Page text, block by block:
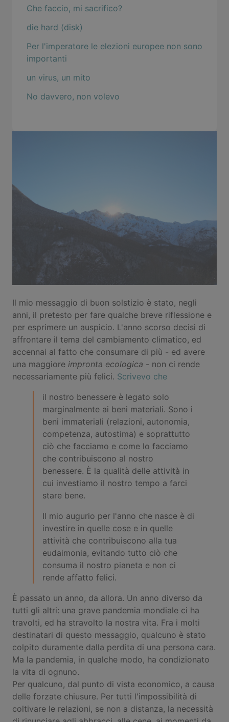
Che faccio, mi sacrifico?
die hard (disk)
Per l'imperatore le elezioni europee non sono
importanti
un virus, un mito
No davvero, non volevo
Il mio messaggio di buon solstizio è stato, negli
anni, il pretesto per fare qualche breve riflessione e
per esprimere un auspicio. L'anno scorso decisi di
affrontare il tema del cambiamento climatico, ed
accennai al fatto che consumare di più - ed avere
una maggiore impronta ecologica - non ci rende
necessariamente più felici. Scrivevo che
il nostro benessere è legato solo
marginalmente ai beni materiali. Sono i
beni immateriali (relazioni, autonomia,
competenza, autostima) e soprattutto
ciò che facciamo e come lo facciamo
che contribuiscono al nostro
benessere. È la qualità delle attività in
cui investiamo il nostro tempo a farci
stare bene.
Il mio augurio per l'anno che nasce è di
investire in quelle cose e in quelle
attività che contribuiscono alla tua
eudaimonia, evitando tutto ciò che
consuma il nostro pianeta e non ci
rende affatto felici.
È passato un anno, da allora. Un anno diverso da
tutti gli altri: una grave pandemia mondiale ci ha
travolti, ed ha stravolto la nostra vita. Fra i molti
destinatari di questo messaggio, qualcuno è stato
colpito duramente dalla perdita di una persona cara.
Ma la pandemia, in qualche modo, ha condizionato
la vita di ognuno.
Per qualcuno, dal punto di vista economico, a causa
delle forzate chiusure. Per tutti l'impossibilità di
coltivare le relazioni, se non a distanza, la necessità